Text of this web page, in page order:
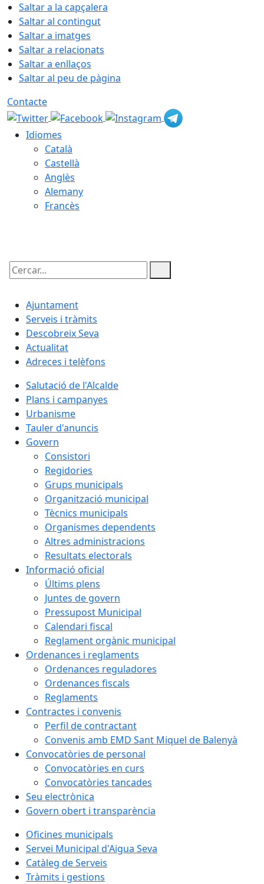
Saltar a la capçalera
Saltar al contingut
Saltar a imatges
Saltar a relacionats
Saltar a enllaços
Saltar al peu de pàgina
Contacte
Idiomes
Català
Castellà
Anglès
Alemany
Francès
Cercar:
Ajuntament
Serveis i tràmits
Descobreix Seva
Actualitat
Adreces i telèfons
Salutació de l'Alcalde
Plans i campanyes
Urbanisme
Tauler d'anuncis
Govern
Consistori
Regidories
Grups municipals
Organització municipal
Tècnics municipals
Organismes dependents
Altres administracions
Resultats electorals
Informació oficial
Últims plens
Juntes de govern
Pressupost Municipal
Calendari fiscal
Reglament orgànic municipal
Ordenances i reglaments
Ordenances reguladores
Ordenances fiscals
Reglaments
Contractes i convenis
Perfil de contractant
Convenis amb EMD Sant Miquel de Balenyà
Convocatòries de personal
Convocatòries en curs
Convocatòries tancades
Seu electrònica
Govern obert i transparència
Oficines municipals
Servei Municipal d'Aigua Seva
Catàleg de Serveis
Tràmits i gestions